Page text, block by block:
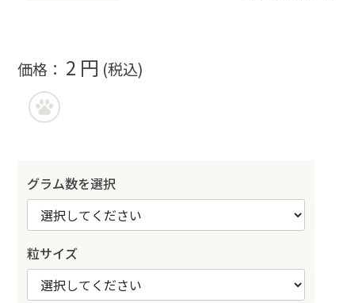
価格： 2 円 (税込)
グラム数を選択
粒サイズ